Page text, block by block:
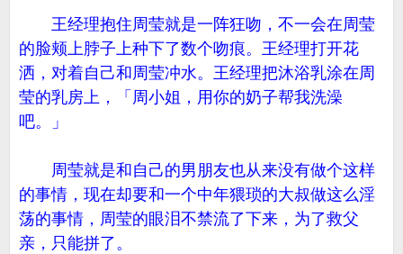
王经理抱住周莹就是一阵狂吻，不一会在周莹
的脸颊上脖子上种下了数个吻痕。王经理打开花
洒，对着自己和周莹冲水。王经理把沐浴乳涂在周
莹的乳房上，「周小姐，用你的奶子帮我洗澡
吧。」
周莹就是和自己的男朋友也从来没有做个这样
的事情，现在却要和一个中年猥琐的大叔做这么淫
荡的事情，周莹的眼泪不禁流了下来，为了救父
亲，只能拼了。